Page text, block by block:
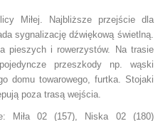
Miłej. Najbliższe przejście dla
sygnalizację dźwiękową świetlną.
pieszych i rowerzystów. Na trasie
przeszkody np. wąski
domu towarowego, furtka. Stojaki
poza trasą wejścia.
Miła 02 (157), Niska 02 (180)